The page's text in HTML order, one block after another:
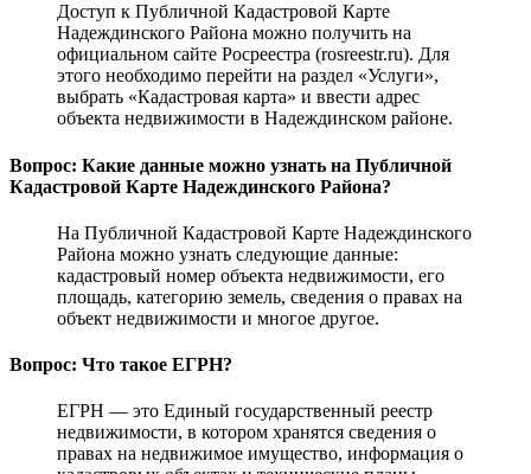
Доступ к Публичной Кадастровой Карте
Надеждинского Района можно получить на
официальном сайте Росреестра (rosreestr.ru). Для
этого необходимо перейти на раздел «Услуги»,
выбрать «Кадастровая карта» и ввести адрес
объекта недвижимости в Надеждинском районе.
Вопрос: Какие данные можно узнать на Публичной
Кадастровой Карте Надеждинского Района?
На Публичной Кадастровой Карте Надеждинского
Района можно узнать следующие данные:
кадастровый номер объекта недвижимости, его
площадь, категорию земель, сведения о правах на
объект недвижимости и многое другое.
Вопрос: Что такое ЕГРН?
ЕГРН — это Единый государственный реестр
недвижимости, в котором хранятся сведения о
правах на недвижимое имущество, информация о